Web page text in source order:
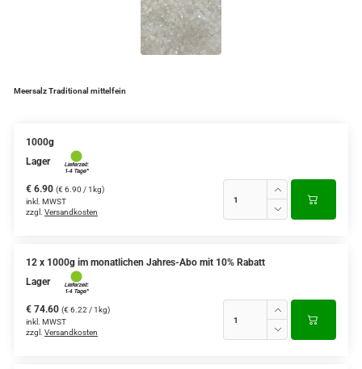
Meersalz Traditional mittelfein
1000g
Lager
€ 6.90 (€ 6.90 / 1kg)
inkl. MWST
zzgl. Versandkosten
12 x 1000g im monatlichen Jahres-Abo mit 10% Rabatt
Lager
€ 74.60 (€ 6.22 / 1kg)
inkl. MWST
zzgl. Versandkosten